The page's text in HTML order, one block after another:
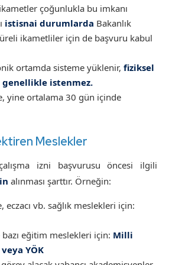
çoğunlukla bu imkanı
istisnai durumlarda Bakanlık
ikametliler için de başvuru kabul
ortamda sisteme yüklenir, fiziksel
istenmez.
yine ortalama 30 gün içinde
Meslekler
izni başvurusu öncesi ilgili
alınması şarttır. Örneğin:
eczacı vb. sağlık meslekleri için:
eğitim meslekleri için: Milli
YÖK